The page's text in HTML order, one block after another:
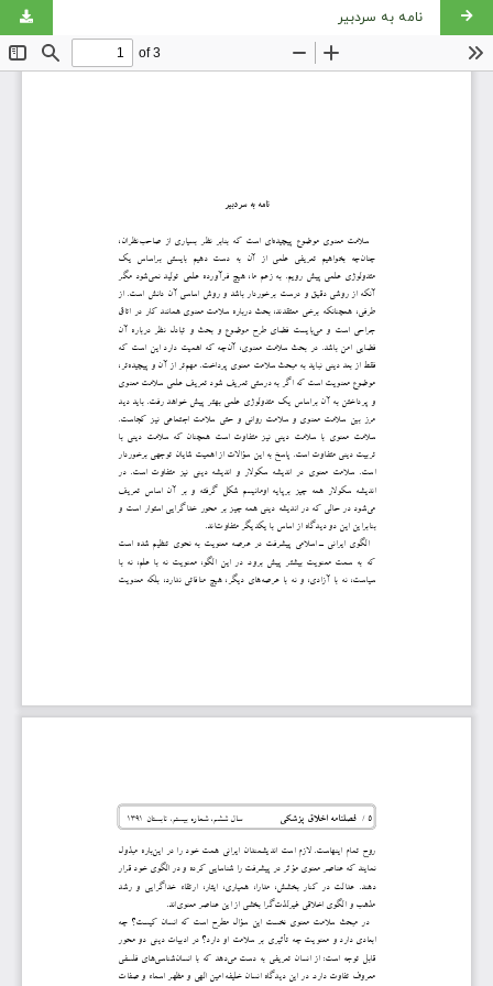
نامه به سردبیر